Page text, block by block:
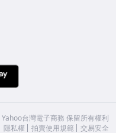
Yahoo台灣電子商務 保留所有權利
隱私權 拍賣使用規範 交易安全